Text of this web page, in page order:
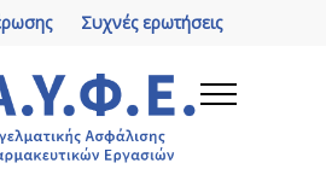
Συχνές ερωτήσεις